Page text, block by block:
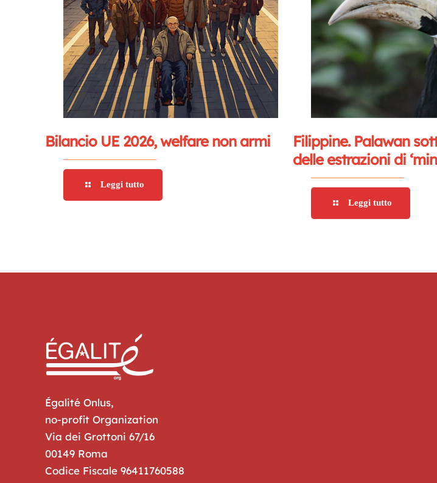
Bilancio UE 2026, welfare non armi
Leggi tutto
Filippine. Palawan
delle estrazioni di
Leggi tutto
Égalité Onlus,
no-profit Organization
Via dei Grottoni 67/16
00149 Roma
Codice Fiscale 96411760588